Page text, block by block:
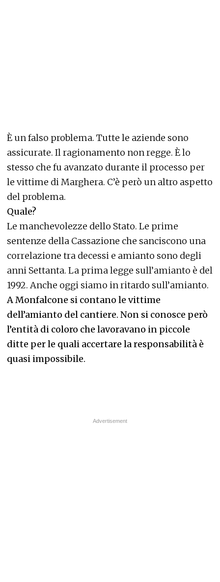
È un falso problema. Tutte le aziende sono
assicurate. Il ragionamento non regge. È lo
stesso che fu avanzato durante il processo per
le vittime di Marghera. C’è però un altro aspetto
del problema.
Quale?
Le manchevolezze dello Stato. Le prime
sentenze della Cassazione che sanciscono una
correlazione tra decessi e amianto sono degli
anni Settanta. La prima legge sull’amianto è del
1992. Anche oggi siamo in ritardo sull’amianto.
A Monfalcone si contano le vittime
dell’amianto del cantiere. Non si conosce però
l’entità di coloro che lavoravano in piccole
ditte per le quali accertare la responsabilità è
quasi impossibile.